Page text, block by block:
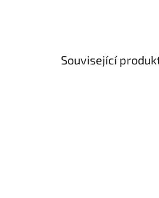
Související